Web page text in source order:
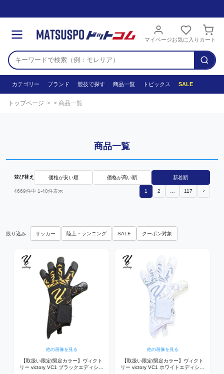
マイページお気に入り カート
カテゴリー ブランド 競技で探す 商品一覧 トピックス SALE
トップページ 商品一覧
商品一覧
並び替え 価格が安い順 価格が高い順 新着順
4669件中 1-40件表示 1 2 117
絞り込み サッカー 陸上・ランニング SALE クーポン対象
他の画像を見る
【取扱い限定/限定カラー】ヴィクト
リー victory VC1 ブラックエディショ
他の画像を見る
【取扱い限定/限定カラー】ヴィクト
リー victory VC1 ホワイトエディショ